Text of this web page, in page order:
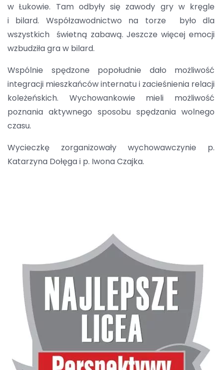
w Łukowie. Tam odbyły się zawody gry w kręgle
i bilard. Współzawodnictwo na torze było dla
wszystkich świetną zabawą. Jeszcze więcej emocji
wzbudziła gra w bilard.
Wspólnie spędzone popołudnie dało możliwość
integracji mieszkańców internatu i zacieśnienia relacji
koleżeńskich. Wychowankowie mieli możliwość
poznania aktywnego sposobu spędzania wolnego
czasu.
Wycieczkę zorganizowały wychowawczynie p.
Katarzyna Dołęga i p. Iwona Czajka.